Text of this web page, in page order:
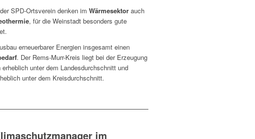
SPD-Ortsverein denken imWärmesektor auch
, für die Weinstadt besonders gute
erneuerbarer Energien insgesamt einen
. Der Rems-Murr-Kreis liegt bei der Erzeugung
erheblich unter dem Landesdurchschnitt und
unter dem Kreisdurchschnitt.
im